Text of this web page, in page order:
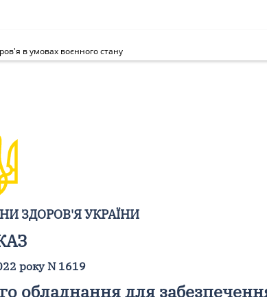
в умовах воєнного стану
ЗДОРОВ'Я УКРАЇНИ
року N 1619
обладнання для